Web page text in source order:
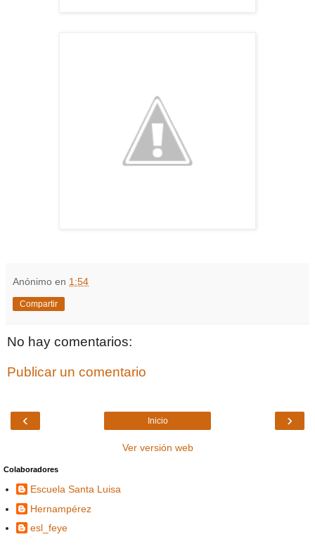
Anónimo en 1:54
Compartir
No hay comentarios:
Publicar un comentario
‹ ›
Inicio
Ver versión web
Colaboradores
Escuela Santa Luisa
Hernampérez
esl_feye